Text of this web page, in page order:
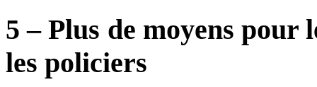
5 – Plus de moyens pour
les policiers